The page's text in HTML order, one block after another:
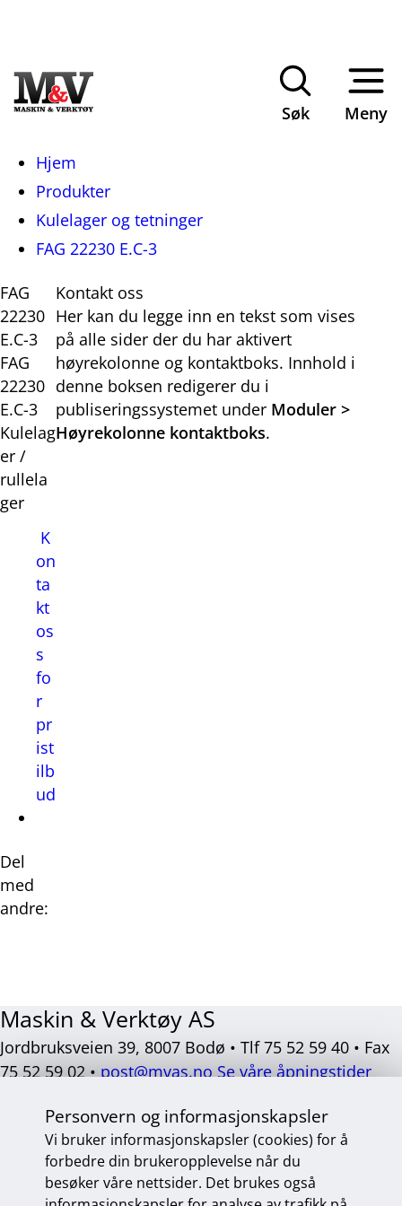
Personvern og informasjonskapsler
Vi bruker informasjonskapsler (cookies) for å
forbedre din brukeropplevelse når du
besøker våre nettsider. Det brukes også
Søk Meny
Du
Hjem
Produkter
Kulelager og tetninger
FAG 22230 E.C-3
FAG
22230
E.C-3
FAG
22230
E.C-3
Kulelag
er /
rullela
ger
K
on
ta
kt
os
s
fo
r
pr
ist
ilb
ud
Del
med
andre:
post
Kontakt oss
Her kan du legge inn en tekst som vises
på alle sider der du har aktivert
høyrekolonne og kontaktboks. Innhold i
denne boksen redigerer du i
publiseringssystemet under Moduler >
Høyrekolonne kontaktboks.
Maskin & Verktøy AS
Jordbruksveien 39, 8007 Bodø • Tlf 75 52 59 40 • Fax
75 52 59 02 • post@mvas.no Se våre åpningstider
Sosiale
medier
Personvern og informasjonskapsler